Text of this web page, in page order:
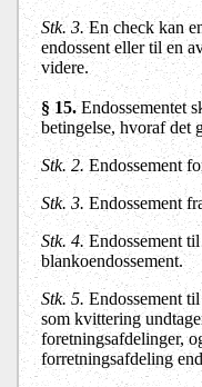
Stk. 3.En check kan
endossent eller til en
videre.
§ 15.Endossementet
betingelse, hvoraf det
Stk. 2. Endossement
Stk. 3. Endossement
Stk. 4.Endossement
blankoendossement.
Stk. 5. Endossement
som kvittering
foretningsafdelinger,
forretningsafdeling